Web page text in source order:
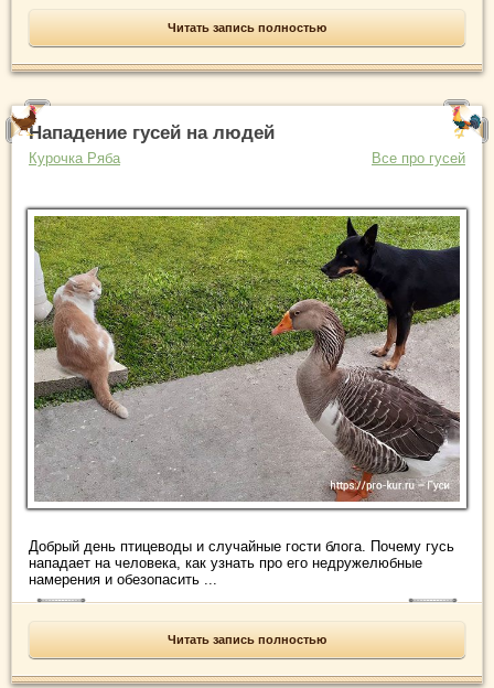
Читать запись полностью
Нападение гусей на людей
Курочка Ряба Все про гусей
Добрый день птицеводы и случайные гости блога. Почему гусь
нападает на человека, как узнать про его недружелюбные
намерения и обезопасить ...
Читать запись полностью